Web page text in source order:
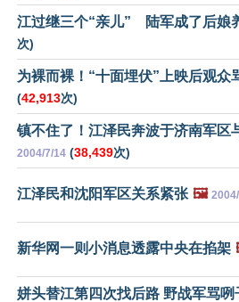
江过继三个“亲儿” 陆军成了后娘
次)
为裸而裸！“十面埋伏”上映后观众
(42,913次)
镇不住了！江泽民奔波于济南军区
2004/7/14 (38,439次)
江泽民和沈阳军区关系紧张 🖼️
新华网一则小消息透露中央在掐架
姘头替江第四次找后路 野战军骂